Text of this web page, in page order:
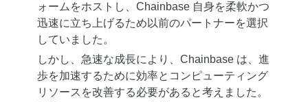
ォームをホストし、Chainbase 自身を柔軟かつ
迅速に立ち上げるため以前のパートナーを選択
していました。
しかし、急速な成長により、Chainbase は、進
歩を加速するために効率とコンピューティング
リソースを改善する必要があると考えました。